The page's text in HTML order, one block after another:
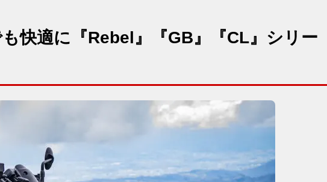
快適に『Rebel』『GB』『CL』シリー